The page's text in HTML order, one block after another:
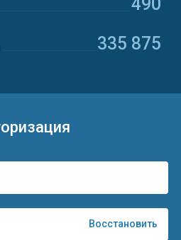
Восстановить
335 875